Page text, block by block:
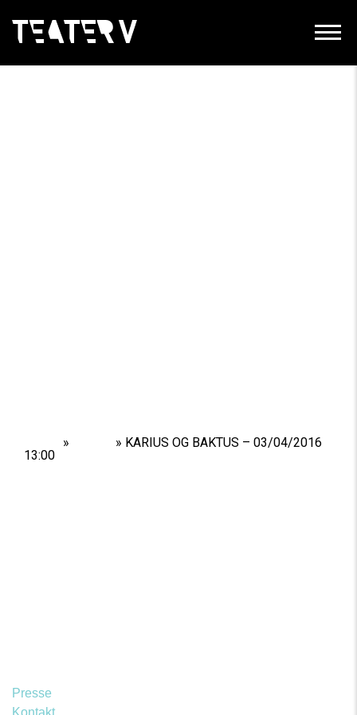
» » KARIUS OG BAKTUS – 03/04/2016
13:00
Presse
Kontakt